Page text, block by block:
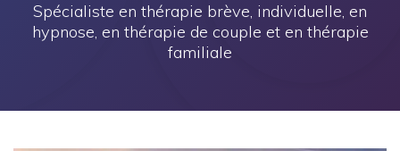
Spécialiste en thérapie brève, individuelle, en
hypnose, en thérapie de couple et en thérapie
familiale